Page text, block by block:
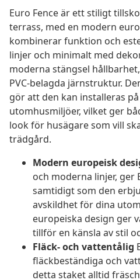
Euro Fence är ett stiligt
terrass, med en modern
kombinerar funktion och
linjer och minimalt med
moderna stängsel
PVC-belagda järnstruktur.
gör att den kan installeras
utomhusmiljöer, vilket ger
look för husägare som vill
trädgård.
Modern europeisk
och moderna linjer, ger
samtidigt som den
avskildhet för dina
europeiska design ger
tillför en känsla av stil
Fläck- och vattentålig
fläckbeständiga och
detta staket alltid